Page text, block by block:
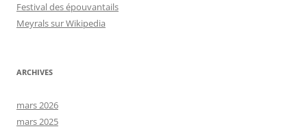
Festival des épouvantails
Meyrals sur Wikipedia
ARCHIVES
mars 2026
mars 2025